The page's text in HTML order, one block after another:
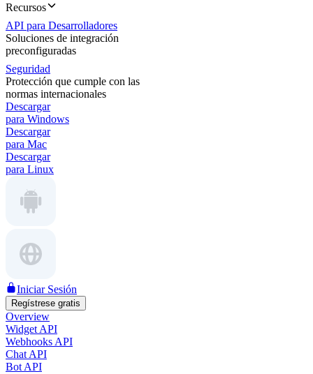
Recursos
API para Desarrolladores
Soluciones de integración
preconfiguradas
Seguridad
Protección que cumple con las
normas internacionales
Descargar
para Windows
Descargar
para Mac
Descargar
para Linux
Iniciar Sesión
Regístrese gratis
Overview
Widget API
Webhooks API
Chat API
Bot API